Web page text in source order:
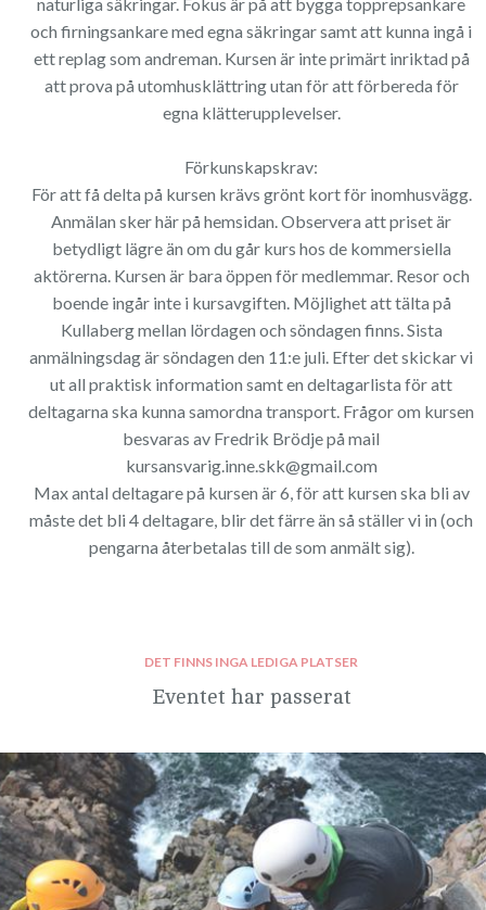
och firningsankare med egna säkringar samt att kunna ingå i
ett replag som andreman. Kursen är inte primärt inriktad på
att prova på utomhusklättring utan för att förbereda för
egna klätterupplevelser.
Förkunskapskrav:
För att få delta på kursen krävs grönt kort för inomhusvägg.
Anmälan sker här på hemsidan. Observera att priset är
betydligt lägre än om du går kurs hos de kommersiella
aktörerna. Kursen är bara öppen för medlemmar. Resor och
boende ingår inte i kursavgiften. Möjlighet att tälta på
Kullaberg mellan lördagen och söndagen finns. Sista
anmälningsdag är söndagen den 11:e juli. Efter det skickar vi
ut all praktisk information samt en deltagarlista för att
deltagarna ska kunna samordna transport. Frågor om kursen
besvaras av Fredrik Brödje på mail
kursansvarig.inne.skk@gmail.com
Max antal deltagare på kursen är 6, för att kursen ska bli av
måste det bli 4 deltagare, blir det färre än så ställer vi in (och
pengarna återbetalas till de som anmält sig).
DET FINNS INGA LEDIGA PLATSER
Eventet har passerat